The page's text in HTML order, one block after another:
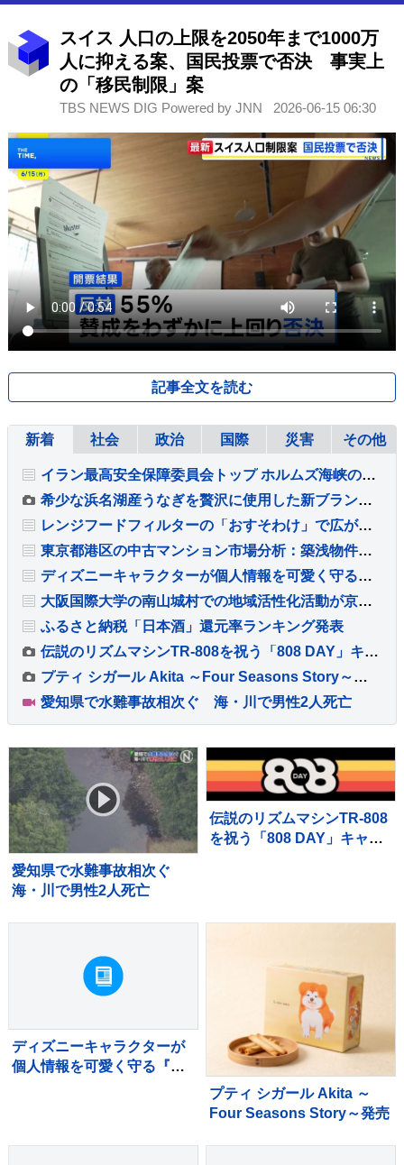
スイス 人口の上限を2050年まで1000万
人に抑える案、国民投票で否決 事実上
の「移民制限」案
TBS NEWS DIG Powered by JNN 2026-06-15 06:30
記事全文を読む
新着 社会 政治 国際 災害 その他
イラン最高安全保障委員会トップ ホルムズ海峡の通航再開に6つの条件提示 アメリカに制裁や海上封鎖の解除など要求
希少な浜名湖産うなぎを贅沢に使用した新ブランド「井口の誉」が誕生
レンジフードフィルターの「おすそわけ」で広がる予防掃除の輪
東京都港区の中古マンション市場分析：築浅物件の滞留と築古物件の堅調な需要
ディズニーキャラクターが個人情報を可愛く守る『カードケース』が新発売
大阪国際大学の南山城村での地域活性化活動が京都府から8年連続で評価
ふるさと納税「日本酒」還元率ランキング発表
伝説のリズムマシンTR-808を祝う「808 DAY」キャンペーンが8月に開催
プティ シガール Akita ～Four Seasons Story～発売
愛知県で水難事故相次ぐ 海・川で男性2人死亡
愛知県で水難事故相次ぐ
海・川で男性2人死亡
伝説のリズムマシンTR-808
を祝う「808 DAY」キャン
ディズニーキャラクターが
個人情報を可愛く守る『カ
プティ シガール Akita ～
Four Seasons Story～発売